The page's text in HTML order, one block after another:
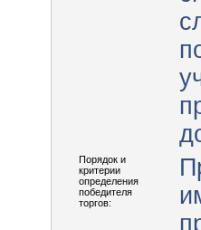
Порядок и
критерии
определения
победителя
торгов: